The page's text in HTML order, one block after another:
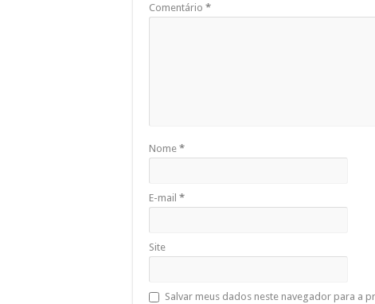
Comentário *
Nome *
E-mail *
Site
Salvar meus dados neste navegador para a